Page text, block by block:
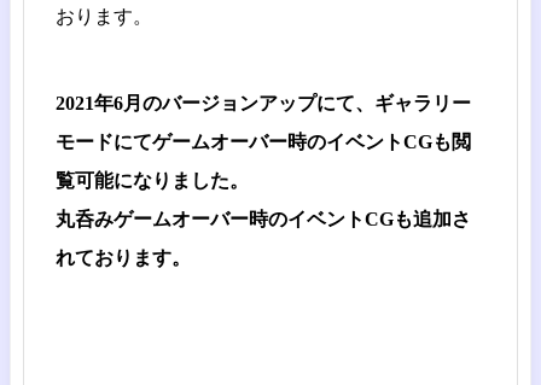
おります。
2021年6月のバージョンアップにて、ギャラリー
モードにてゲームオーバー時のイベントCGも閲
覧可能になりました。
丸呑みゲームオーバー時のイベントCGも追加さ
れております。